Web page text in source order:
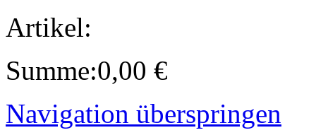
Artikel:
Summe:0,00 €
Navigation überspringen